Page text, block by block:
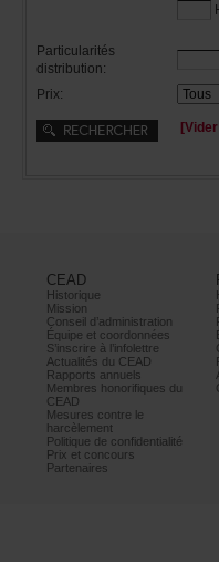
Particularités
distribution:
Prix:
CEAD
Historique
Mission
Conseild’administration
Équipeetcoordonnées
S’inscrireàl’infolettre
ActualitésduCEAD
Rapportsannuels
Membreshonorifiquesdu
CEAD
Mesurescontrele
harcèlement
Politiquedeconfidentialité
Prixetconcours
Partenaires